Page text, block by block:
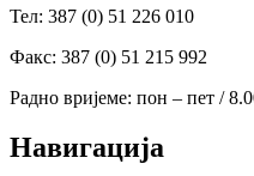
Тел: 387 (0) 51 226 010
Факс: 387 (0) 51 215 992
Радно вријеме: пон – пет /
Навигација